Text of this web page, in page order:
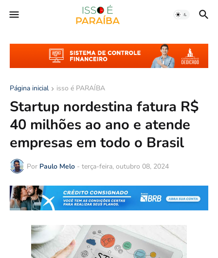
Página inicial isso é PARAÍBA
Startup nordestina fatura R$
40 milhões ao ano e atende
empresas em todo o Brasil
Por Paulo Melo - terça-feira, outubro 08, 2024